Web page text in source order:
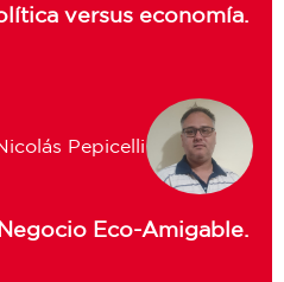
versus economía.
Pepicelli
Eco-Amigable.